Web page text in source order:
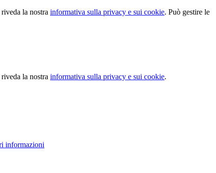
la nostra informativa sulla privacy e sui cookie. Può gestire le
la nostra informativa sulla privacy e sui cookie.
informazioni